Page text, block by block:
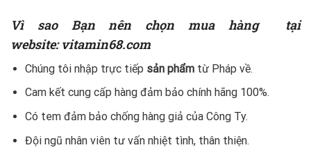
Vì sao Bạn nên chọn mua hàng
tại
website: vitamin68.com
Chúng tôi nhập trực tiếp sản phẩm từ Pháp về.
Cam kết cung cấp hàng đảm bảo chính hãng 100%.
Có tem đảm bảo chống hàng giả của Công Ty.
Đội ngũ nhân viên tư vấn nhiệt tình, thân thiện.